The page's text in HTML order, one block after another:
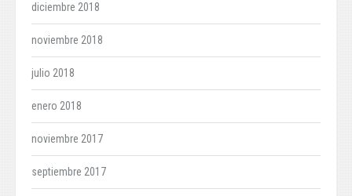
diciembre 2018
noviembre 2018
julio 2018
enero 2018
noviembre 2017
septiembre 2017